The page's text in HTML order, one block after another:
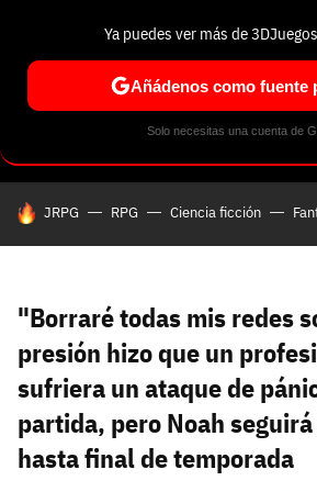
HOY SE HABLA DE
JRPG RPG Ciencia ficción
"Borraré todas mis redes
presión hizo que un
sufriera un ataque de
partida, pero Noah
hasta final de temporada
Entra en 3DJuegos
Correo electrónico
Contraseña
Iniciar sesión
Entra con
Regístrate en
Correo electrónico
Contraseña (mínimo 6
Nombre de usuario
Se usa para la dirección de tu
Piénsalo bien porque no
Recuperar
Correo electrónico
Recuperar contraseña
Te enviaremos un correo
Facebook:
Recuperar contraseña
Ya puedes ver más de
Añádenos como fuente
Solo necesitas una cuenta de